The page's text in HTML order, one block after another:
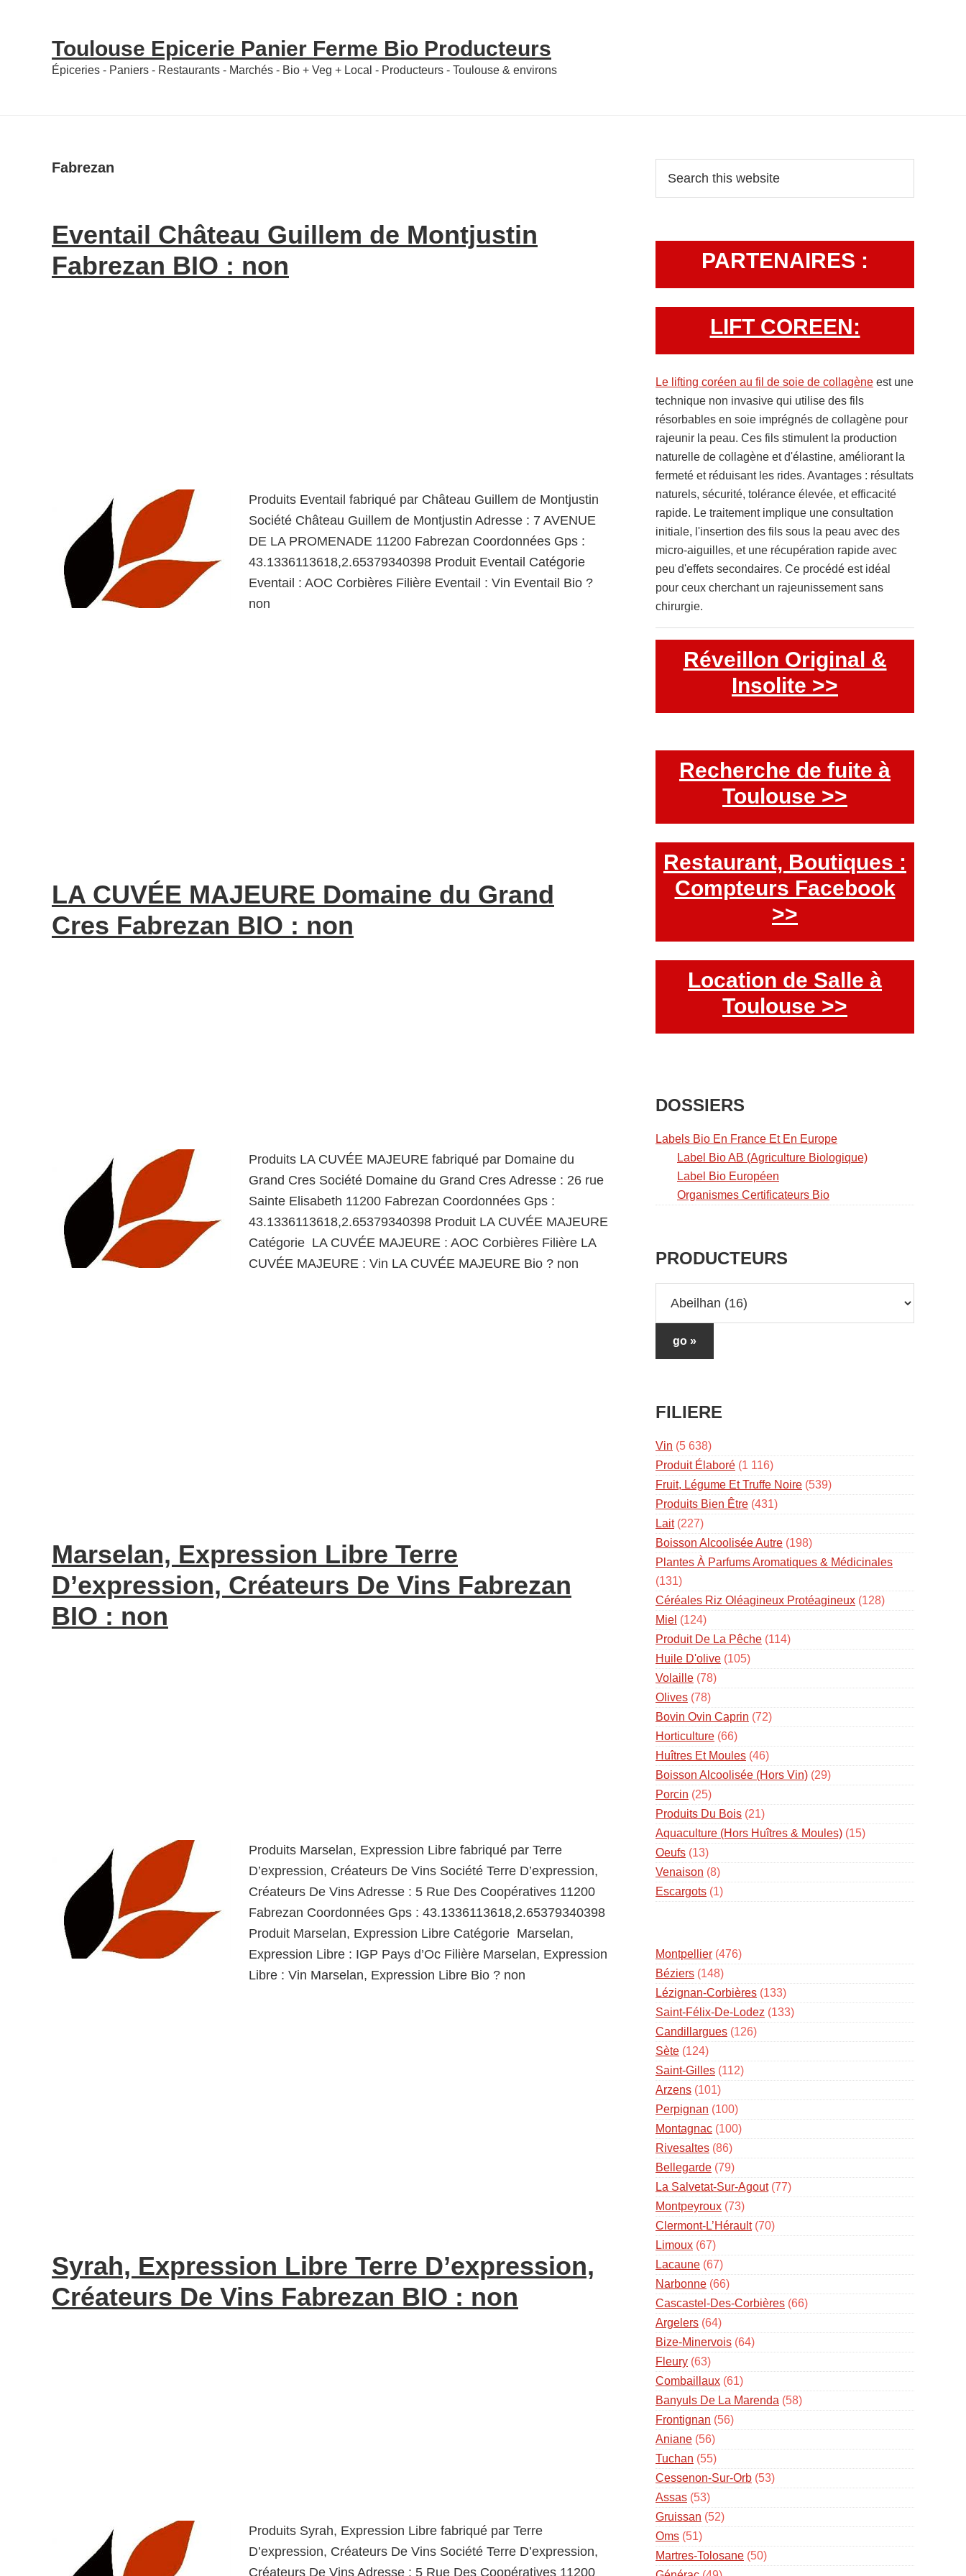
Toulouse Epicerie Panier Ferme Bio Producteurs
Épiceries - Paniers - Restaurants - Marchés - Bio + Veg + Local - Producteurs - Toulouse & environs
Fabrezan
Eventail Château Guillem de Montjustin
Fabrezan BIO : non
Produits Eventail fabriqué par Château Guillem de Montjustin
Société Château Guillem de Montjustin Adresse : 7 AVENUE
DE LA PROMENADE 11200 Fabrezan Coordonnées Gps :
43.1336113618,2.65379340398 Produit Eventail Catégorie
Eventail : AOC Corbières Filière Eventail : Vin Eventail Bio ?
non
LA CUVÉE MAJEURE Domaine du Grand
Cres Fabrezan BIO : non
Produits LA CUVÉE MAJEURE fabriqué par Domaine du
Grand Cres Société Domaine du Grand Cres Adresse : 26 rue
Sainte Elisabeth 11200 Fabrezan Coordonnées Gps :
43.1336113618,2.65379340398 Produit LA CUVÉE MAJEURE
Catégorie LA CUVÉE MAJEURE : AOC Corbières Filière LA
CUVÉE MAJEURE : Vin LA CUVÉE MAJEURE Bio ? non
Marselan, Expression Libre Terre
D’expression, Créateurs De Vins Fabrezan
BIO : non
Produits Marselan, Expression Libre fabriqué par Terre
D’expression, Créateurs De Vins Société Terre D’expression,
Créateurs De Vins Adresse : 5 Rue Des Coopératives 11200
Fabrezan Coordonnées Gps : 43.1336113618,2.65379340398
Produit Marselan, Expression Libre Catégorie Marselan,
Expression Libre : IGP Pays d’Oc Filière Marselan, Expression
Libre : Vin Marselan, Expression Libre Bio ? non
Syrah, Expression Libre Terre D’expression,
Créateurs De Vins Fabrezan BIO : non
Produits Syrah, Expression Libre fabriqué par Terre
D’expression, Créateurs De Vins Société Terre D’expression,
Créateurs De Vins Adresse : 5 Rue Des Coopératives 11200
Primary
Sidebar
this
PARTENAIRES :
LIFT COREEN:
Le lifting coréen au fil de soie de collagène est une
technique non invasive qui utilise des fils
résorbables en soie imprégnés de collagène pour
rajeunir la peau. Ces fils stimulent la production
naturelle de collagène et d'élastine, améliorant la
fermeté et réduisant les rides. Avantages : résultats
naturels, sécurité, tolérance élevée, et efficacité
rapide. Le traitement implique une consultation
initiale, l'insertion des fils sous la peau avec des
micro-aiguilles, et une récupération rapide avec
peu d'effets secondaires. Ce procédé est idéal
pour ceux cherchant un rajeunissement sans
chirurgie.
Réveillon Original &
Insolite >>
Recherche de fuite à
Toulouse >>
Restaurant, Boutiques :
Compteurs Facebook
>>
Location de Salle à
Toulouse >>
DOSSIERS
Labels Bio En France Et En Europe
Label Bio AB (Agriculture Biologique)
Label Bio Européen
Organismes Certificateurs Bio
PRODUCTEURS
FILIERE
Vin (5 638)
Produit Élaboré (1 116)
Fruit, Légume Et Truffe Noire (539)
Produits Bien Être (431)
Lait(227)
Boisson Alcoolisée Autre (198)
Plantes À Parfums Aromatiques & Médicinales
(131)
Céréales Riz Oléagineux Protéagineux (128)
Miel (124)
Produit De La Pêche (114)
Huile D'olive (105)
Volaille (78)
Olives (78)
Bovin Ovin Caprin (72)
Horticulture (66)
Huîtres Et Moules (46)
Boisson Alcoolisée (hors Vin) (29)
Porcin (25)
Produits Du Bois (21)
Aquaculture (hors Huîtres & Moules) (15)
Oeufs (13)
Venaison (8)
Escargots (1)
Montpellier (476)
Béziers (148)
Lézignan-Corbières (133)
Saint-Félix-De-Lodez (133)
Candillargues (126)
Sète (124)
Saint-Gilles (112)
Arzens (101)
Perpignan (100)
Montagnac (100)
Rivesaltes (86)
Bellegarde (79)
La Salvetat-Sur-Agout(77)
Montpeyroux (73)
Clermont-L’Hérault(70)
Limoux (67)
Lacaune (67)
Narbonne (66)
Cascastel-Des-Corbières (66)
Argelers (64)
Bize-Minervois (64)
Fleury (63)
Combaillaux (61)
Banyuls De La Marenda (58)
Frontignan (56)
Aniane (56)
Tuchan (55)
Cessenon-Sur-Orb (53)
Assas (53)
Gruissan (52)
Oms (51)
Martres-Tolosane (50)